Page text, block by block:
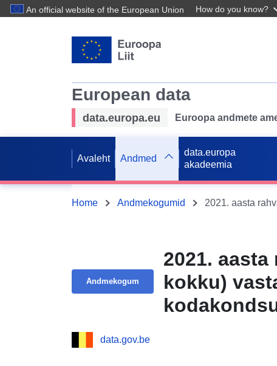
An official website of the European Union How do you know?
European data
data.europa.eu Euroopa andmete
Avaleht Andmed
data.europa
akadeemia
Home Andmekogumid
Andmekogum
2021.
kokku)
data.gov.be